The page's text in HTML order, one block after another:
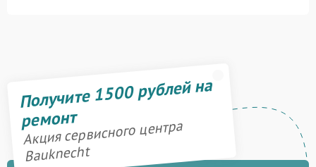
Получите 1500 рублей на
ремонт
Акция сервисного центра
Bauknecht